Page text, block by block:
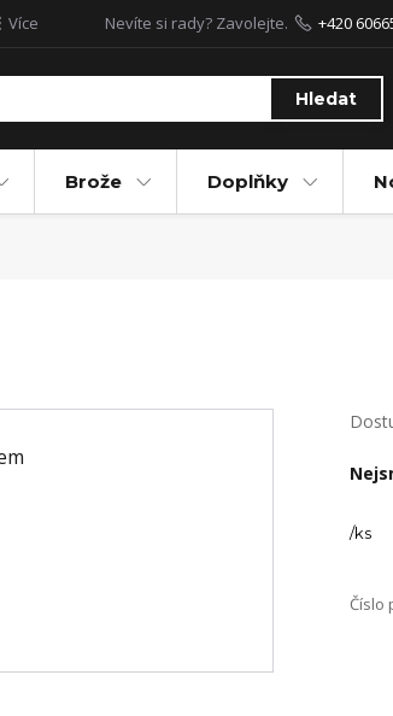
Více
Hledat
Nevíte si rady? Zavolejte. +420
Brože Doplňky
/ks
Číslo